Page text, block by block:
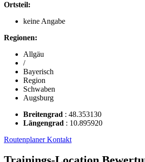
Ortsteil:
keine Angabe
Regionen:
Allgäu
/
Bayerisch
Region
Schwaben
Augsburg
Breitengrad : 48.353130
Längengrad : 10.895920
RoutenplanerKontakt